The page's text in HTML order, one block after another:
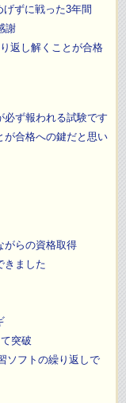
げずに戦った3年間
謝
返し解くことが合格
必ず報われる試験です
が合格への鍵だと思い
がらの資格取得
きました
突破
ソフトの繰り返しで